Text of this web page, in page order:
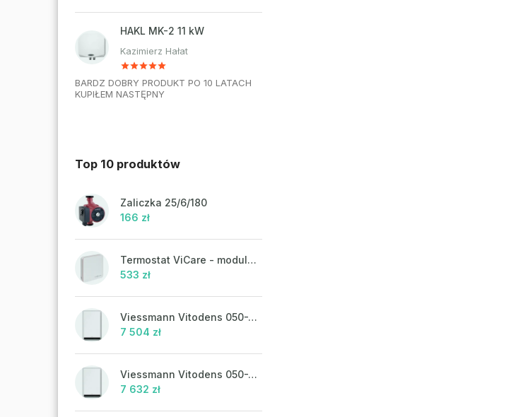
HAKL MK-2 11 kW
Kazimierz Hałat
BARDZ DOBRY PRODUKT PO 10 LATACH
KUPIŁEM NASTĘPNY
Top 10 produktów
Zaliczka 25/6/180
166 zł
Termostat ViCare - modulacja
533 zł
Viessmann Vitodens 050-W, 19 kW
7 504 zł
Viessmann Vitodens 050-W, 19 kW, ciepła woda użytkowa
7 632 zł